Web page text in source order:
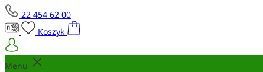
22 454 62 00
Koszyk
Menu